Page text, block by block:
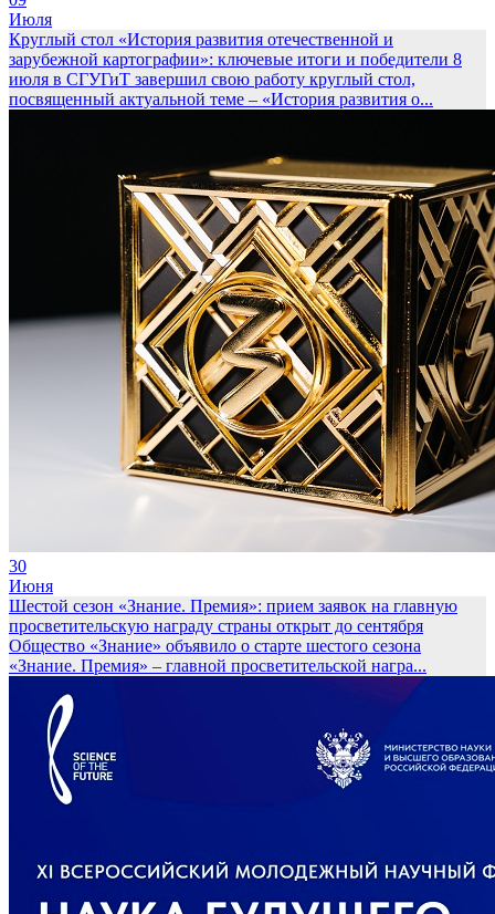
Июля
Круглый стол «История развития отечественной и
зарубежной картографии»: ключевые итоги и победители 8
июля в СГУГиТ завершил свою работу круглый стол,
посвященный актуальной теме – «История развития о...
30
Июня
Шестой сезон «Знание. Премия»: прием заявок на главную
просветительскую награду страны открыт до сентября
Общество «Знание» объявило о старте шестого сезона
«Знание. Премия» – главной просветительской награ...